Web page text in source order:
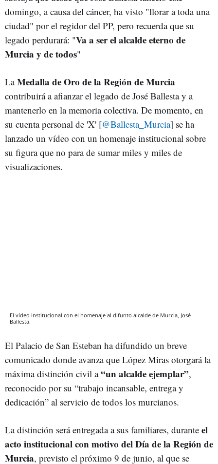
domingo, a causa del cáncer, ha visto "llorar a toda una
ciudad" por el regidor del PP, pero recuerda que su
legado perdurará: "Va a ser el alcalde eterno de
Murcia y de todos"
LaMedalla de Oro de la Región de Murcia
contribuirá a afianzar el legado de José Ballesta y a
mantenerlo en la memoria colectiva. De momento, en
su cuenta personal de 'X' [@Ballesta_Murcia] se ha
lanzado un vídeo con un homenaje institucional sobre
su figura que no para de sumar miles y miles de
visualizaciones.
El vídeo institucional con el homenaje al difunto alcalde de Murcia, José
Ballesta.
El Palacio de San Esteban ha difundido un breve
comunicado donde avanza que López Miras otorgará la
máxima distinción civil a“un alcalde ejemplar”,
reconocido por su “trabajo incansable, entrega y
dedicación” al servicio de todos los murcianos.
La distinción será entregada a sus familiares, durante el
acto institucional con motivo del Día de la Región de
Murcia, previsto el próximo 9 de junio, al que se